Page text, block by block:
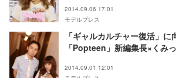
2014.09.06 17:01
モデルプレス
「ギャルカルチャー復活」
「Popteen」新編集長×くみ
2014.09.01 12:01